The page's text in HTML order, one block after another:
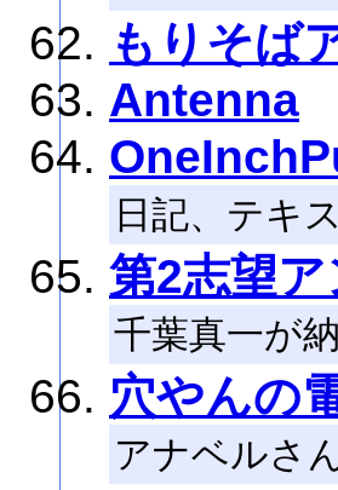
もりそば
Antenna
日記、テキ
第2志望
千葉真一が
穴やんの
アナベルさ